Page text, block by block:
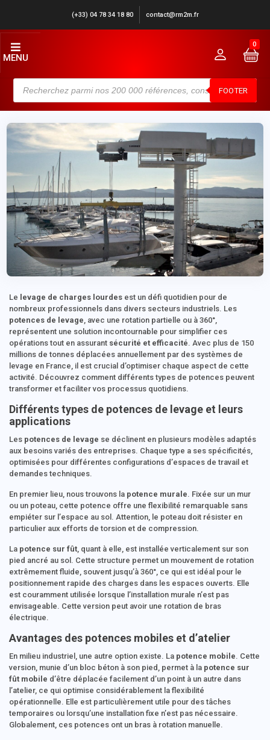
(+33) 04 78 34 18 80 contact@rm2m.fr
FOOTER
0
MENU
Le levage de charges lourdes est un défi quotidien pour de
nombreux professionnels dans divers secteurs industriels. Les
potences de levage, avec une rotation partielle ou à 360°,
représentent une solution incontournable pour simplifier ces
opérations tout en assurant sécurité et efficacité. Avec plus de 150
millions de tonnes déplacées annuellement par des systèmes de
levage en France, il est crucial d’optimiser chaque aspect de cette
activité. Découvrez comment différents types de potences peuvent
transformer et faciliter vos processus quotidiens.
Différents types de potences de levage et leurs
applications
Les potences de levage se déclinent en plusieurs modèles adaptés
aux besoins variés des entreprises. Chaque type a ses spécificités,
optimisées pour différentes configurations d’espaces de travail et
demandes techniques.
En premier lieu, nous trouvons la potence murale. Fixée sur un mur
ou un poteau, cette potence offre une flexibilité remarquable sans
empiéter sur l’espace au sol. Attention, le poteau doit résister en
particulier aux efforts de torsion et de compression.
La potence sur fût, quant à elle, est installée verticalement sur son
pied ancré au sol. Cette structure permet un mouvement de rotation
extrêmement fluide, souvent jusqu’à 360°, ce qui est idéal pour le
positionnement rapide des charges dans les espaces ouverts. Elle
est couramment utilisée lorsque l’installation murale n’est pas
envisageable. Cette version peut avoir une rotation de bras
électrique.
Avantages des potences mobiles et d’atelier
En milieu industriel, une autre option existe. La potence mobile. Cette
version, munie d’un bloc béton à son pied, permet à la potence sur
fût mobile d’être déplacée facilement d’un point à un autre dans
l’atelier, ce qui optimise considérablement la flexibilité
opérationnelle. Elle est particulièrement utile pour des tâches
temporaires ou lorsqu’une installation fixe n’est pas nécessaire.
Globalement, ces potences ont un bras à rotation manuelle.